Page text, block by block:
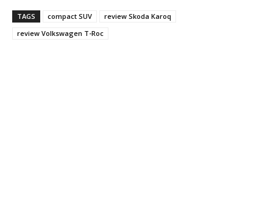
TAGS compact SUV
review Skoda Karoq
review Volkswagen T-Roc